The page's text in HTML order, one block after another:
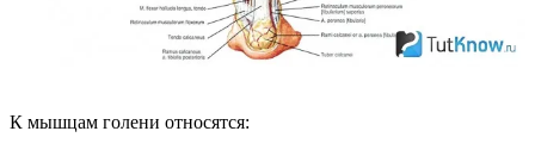
К мышцам голени относятся: